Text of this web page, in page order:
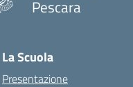
Pescara
La Scuola
Presentazione